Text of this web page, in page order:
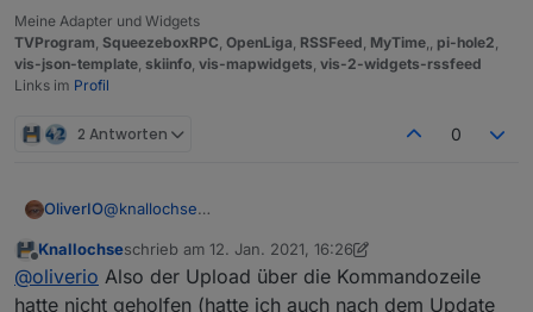
Meine Adapter und Widgets
TVProgram, SqueezeboxRPC, OpenLiga, RSSFeed, MyTime,, pi-hole2,
vis-json-template, skiinfo, vis-mapwidgets, vis-2-widgets-rssfeed
Links im Profil
2 Antworten 0
OliverIO@knallochse
die Originalgrößen aus der quelle sind nochmal
doppelt so groß und zum Browser werden für einen
tag nur ca 250kb übertragen. der Rest sind die texte
Offline
Knallochseschrieb am 12. Jan. 2021, 16:26
zuletzt editiert von Knallochse1. Dez. 2021, 17:31
@oliverio Also der Upload über die Kommandozeile
hatte nicht geholfen (hatte ich auch nach dem Update